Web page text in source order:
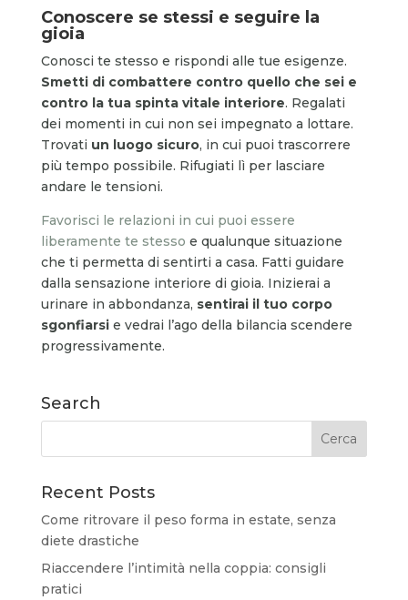
Conoscere se stessi e seguire la
gioia
Conosci te stesso e rispondi alle tue esigenze.
Smetti di combattere contro quello che sei e
contro la tua spinta vitale interiore. Regalati
dei momenti in cui non sei impegnato a lottare.
Trovati un luogo sicuro, in cui puoi trascorrere
più tempo possibile. Rifugiati lì per lasciare
andare le tensioni.
Favorisci le relazioni in cui puoi essere
liberamente te stesso e qualunque situazione
che ti permetta di sentirti a casa. Fatti guidare
dalla sensazione interiore di gioia. Inizierai a
urinare in abbondanza, sentirai il tuo corpo
sgonfiarsie vedrai l’ago della bilancia scendere
progressivamente.
Search
Recent Posts
Come ritrovare il peso forma in estate, senza
diete drastiche
Riaccendere l’intimità nella coppia: consigli
pratici